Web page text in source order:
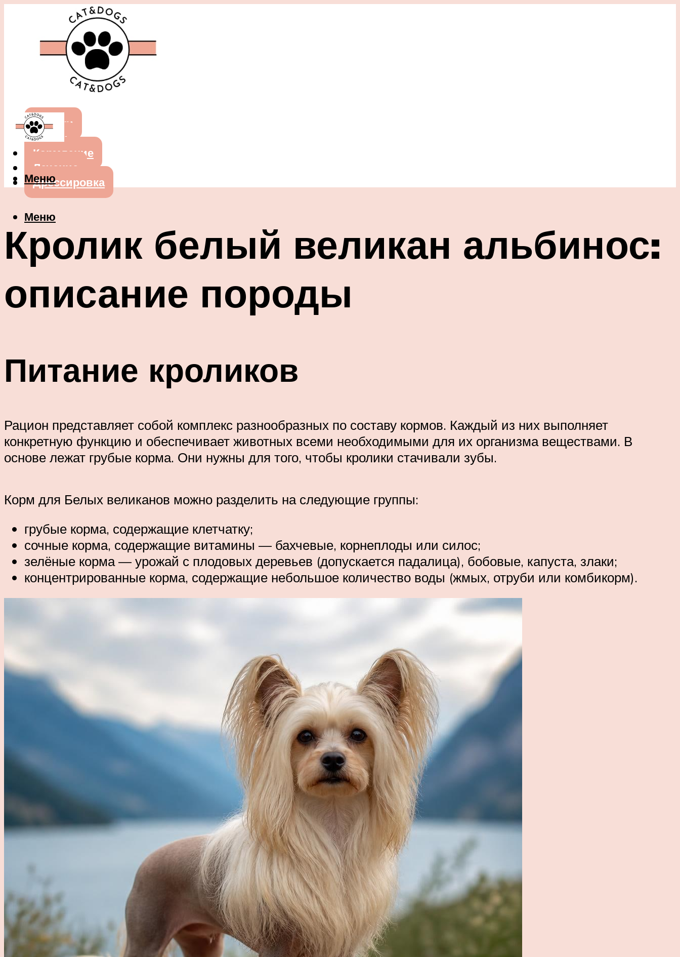
Собаки
Кошки
Кормление
Лечение
Дрессировка
Меню
Меню
Кролик белый великан альбинос:
описание породы
Питание кроликов
Рацион представляет собой комплекс разнообразных по составу кормов. Каждый из них выполняет
конкретную функцию и обеспечивает животных всеми необходимыми для их организма веществами. В
основе лежат грубые корма. Они нужны для того, чтобы кролики стачивали зубы.
Корм для Белых великанов можно разделить на следующие группы:
грубые корма, содержащие клетчатку;
сочные корма, содержащие витамины — бахчевые, корнеплоды или силос;
зелёные корма — урожай с плодовых деревьев (допускается падалица), бобовые, капуста, злаки;
концентрированные корма, содержащие небольшое количество воды (жмых, отруби или комбикорм).